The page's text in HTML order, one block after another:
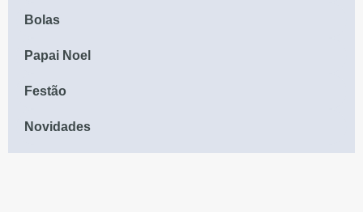
Bolas
Papai Noel
Festão
Novidades